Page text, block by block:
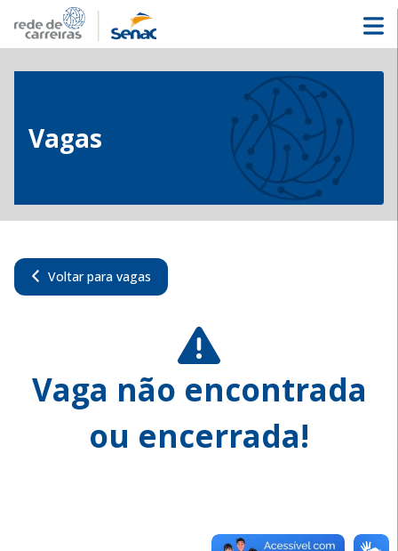
Vagas
Voltar para vagas
Vaga não encontrada
ou encerrada!